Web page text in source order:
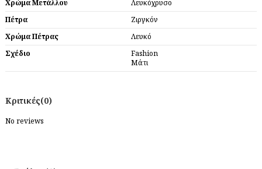
Χρώμα Μετάλλου
Λευκόχρυσο
Πέτρα
Ζιργκόν
Χρώμα Πέτρας
Λευκό
Σχέδιο
Fashion
Μάτι
Κριτικές(0)
No reviews